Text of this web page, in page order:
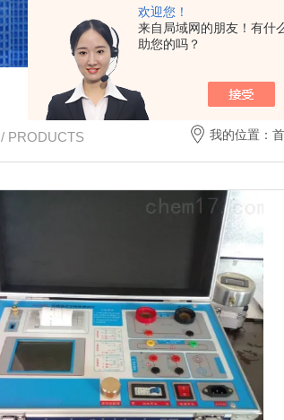
欢迎您！
来自局域网的朋友！有什
助您的吗？
/ PRODUCTS 我的位置：